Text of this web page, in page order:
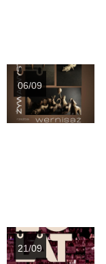
06/09
21/09